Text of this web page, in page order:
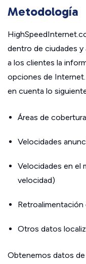
Metodología
dentro de ciudades y
a los clientes la
opciones de
en cuenta lo
Áreas de
Velocidades
Velocidades en el
velocidad)
Retroalimentación
Otros datos
Obtenemos datos